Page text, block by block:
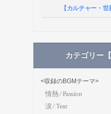
【カルチャー・
カテゴリー
<収録のBGMテーマ>
情熱 / Passion
涙 / Tear